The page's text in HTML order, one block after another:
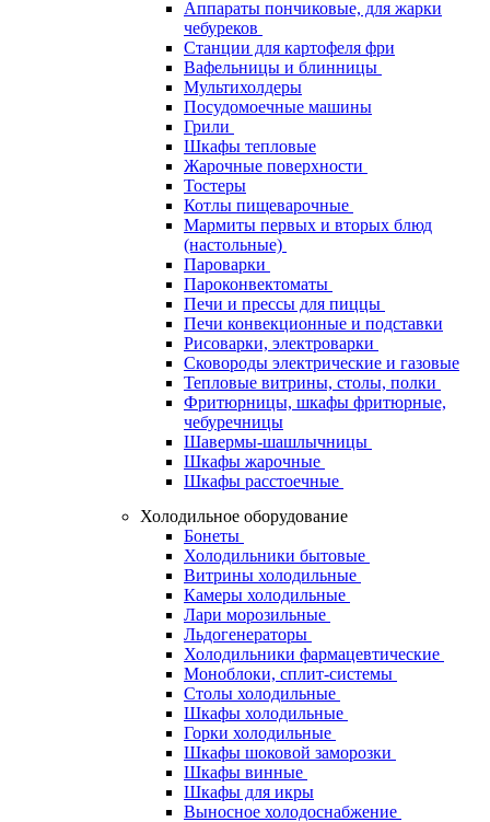
Аппараты пончиковые, для жарки
чебуреков
Станции для картофеля фри
Вафельницы и блинницы
Мультихолдеры
Посудомоечные машины
Грили
Шкафы тепловые
Жарочные поверхности
Тостеры
Котлы пищеварочные
Мармиты первых и вторых блюд
(настольные)
Пароварки
Пароконвектоматы
Печи и прессы для пиццы
Печи конвекционные и подставки
Рисоварки, электроварки
Сковороды электрические и газовые
Тепловые витрины, столы, полки
Фритюрницы, шкафы фритюрные,
чебуречницы
Шавермы-шашлычницы
Шкафы жарочные
Шкафы расстоечные
Холодильное оборудование
Бонеты
Холодильники бытовые
Витрины холодильные
Камеры холодильные
Лари морозильные
Льдогенераторы
Холодильники фармацевтические
Моноблоки, сплит-системы
Столы холодильные
Шкафы холодильные
Горки холодильные
Шкафы шоковой заморозки
Шкафы винные
Шкафы для икры
Выносное холодоснабжение